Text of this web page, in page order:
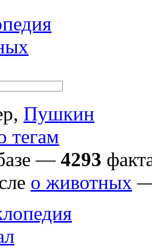
Пушкин
тегам
— 4293
о животных